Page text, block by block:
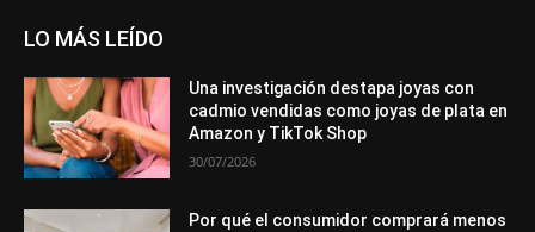
LO MÁS LEÍDO
Una investigación destapa joyas con
cadmio vendidas como joyas de plata en
Amazon y TikTok Shop
30/07/2026
Por qué el consumidor comprará menos